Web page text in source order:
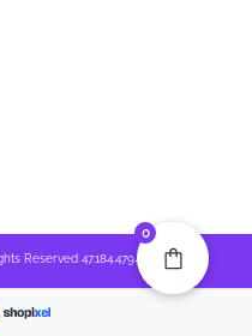
Reserved 47.184.479/0001-27
0